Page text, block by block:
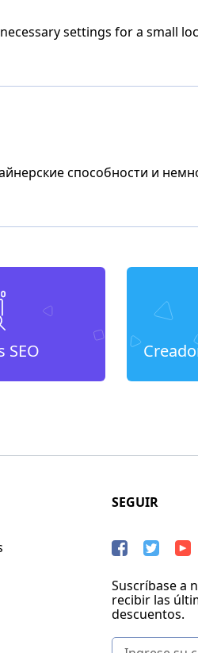
settings for a small
способности и
SEO
SEGUIR
Suscríbase a
recibir las
descuentos.